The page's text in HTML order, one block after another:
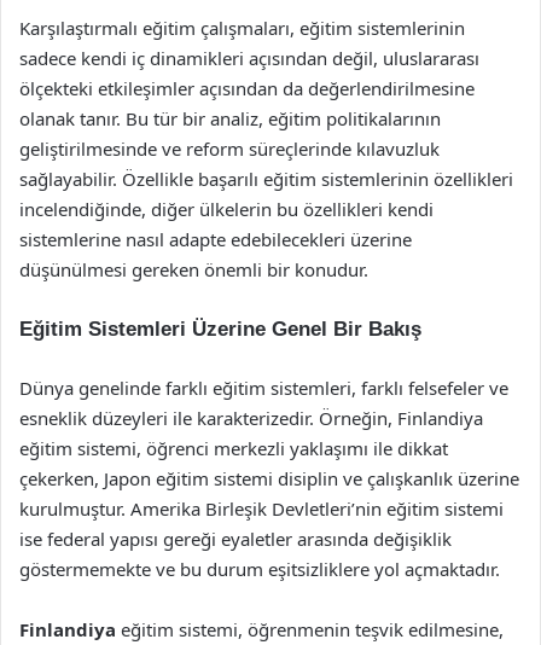
Karşılaştırmalı eğitim çalışmaları, eğitim sistemlerinin
sadece kendi iç dinamikleri açısından değil, uluslararası
ölçekteki etkileşimler açısından da değerlendirilmesine
olanak tanır. Bu tür bir analiz, eğitim politikalarının
geliştirilmesinde ve reform süreçlerinde kılavuzluk
sağlayabilir. Özellikle başarılı eğitim sistemlerinin özellikleri
incelendiğinde, diğer ülkelerin bu özellikleri kendi
sistemlerine nasıl adapte edebilecekleri üzerine
düşünülmesi gereken önemli bir konudur.
Eğitim Sistemleri Üzerine Genel Bir Bakış
Dünya genelinde farklı eğitim sistemleri, farklı felsefeler ve
esneklik düzeyleri ile karakterizedir. Örneğin, Finlandiya
eğitim sistemi, öğrenci merkezli yaklaşımı ile dikkat
çekerken, Japon eğitim sistemi disiplin ve çalışkanlık üzerine
kurulmuştur. Amerika Birleşik Devletleri’nin eğitim sistemi
ise federal yapısı gereği eyaletler arasında değişiklik
göstermemekte ve bu durum eşitsizliklere yol açmaktadır.
Finlandiya eğitim sistemi, öğrenmenin teşvik edilmesine,